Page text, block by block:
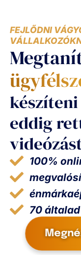
FEJLŐDNI
eddig
100%
70